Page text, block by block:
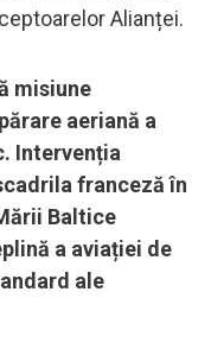
Alianței.
misiune
aeriană a
Intervenția
franceză în
Baltice
a aviației de
ale